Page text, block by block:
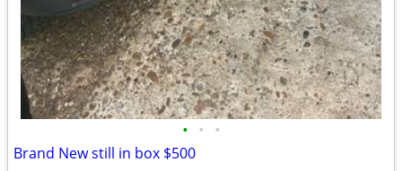
• • •
Brand New still in box $500